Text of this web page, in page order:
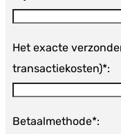
Het exacte
transactiekosten)*:
Betaalmethode*: